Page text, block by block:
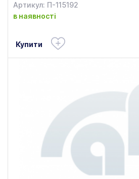
Артикул: П-115192
в наявності
Купити